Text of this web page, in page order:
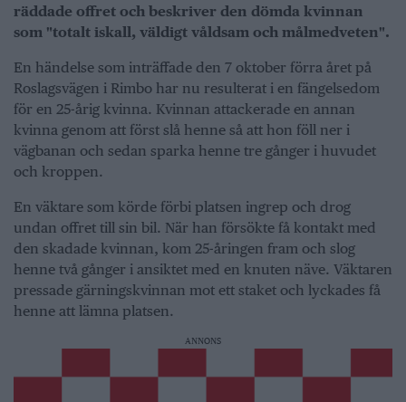
räddade offret och beskriver den dömda kvinnan
som "totalt iskall, väldigt våldsam och målmedveten".
En händelse som inträffade den 7 oktober förra året på
Roslagsvägen i Rimbo har nu resulterat i en fängelsedom
för en 25-årig kvinna. Kvinnan attackerade en annan
kvinna genom att först slå henne så att hon föll ner i
vägbanan och sedan sparka henne tre gånger i huvudet
och kroppen.
En väktare som körde förbi platsen ingrep och drog
undan offret till sin bil. När han försökte få kontakt med
den skadade kvinnan, kom 25-åringen fram och slog
henne två gånger i ansiktet med en knuten näve. Väktaren
pressade gärningskvinnan mot ett staket och lyckades få
henne att lämna platsen.
ANNONS